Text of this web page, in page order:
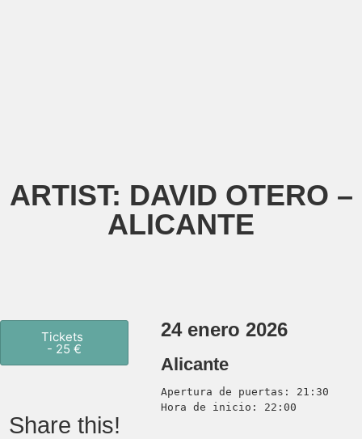
ARTIST: DAVID OTERO –
ALICANTE
Tickets
- 25 €
Share this!
24 enero 2026
Alicante
Apertura de puertas: 21:30
Hora de inicio: 22:00